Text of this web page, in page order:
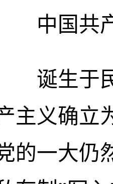
中国共产
诞生于民
主义确立
的一大仍